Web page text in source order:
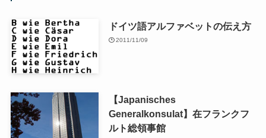
ドイツ語アルファベットの伝え方
2011/11/09
【Japanisches
Generalkonsulat】在フランクフ
ルト総領事館